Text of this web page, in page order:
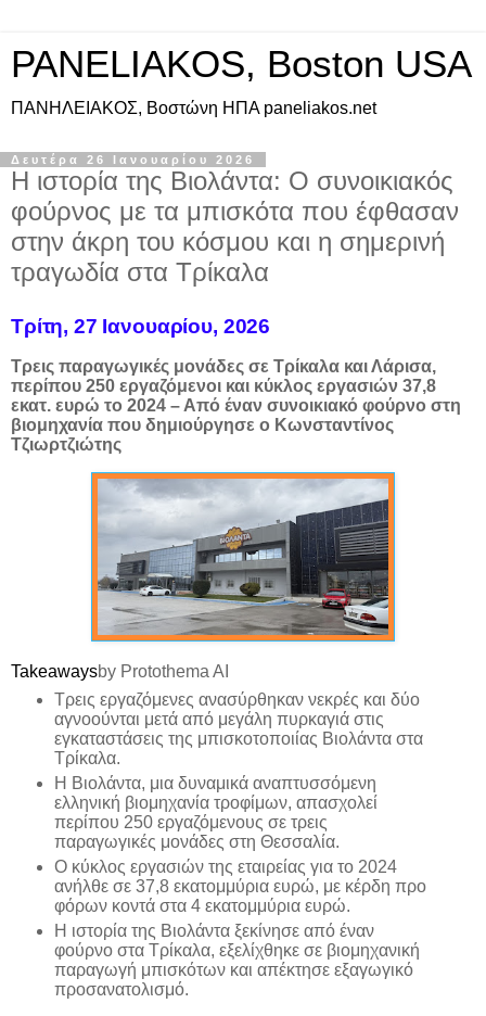
PANELIAKOS, Boston USA
ΠAΝΗΛΕΙΑΚΟΣ, Βοστώνη ΗΠΑ paneliakos.net
Δευτέρα 26 Ιανουαρίου 2026
Η ιστορία της Βιολάντα: Ο συνοικιακός
φούρνος με τα μπισκότα που έφθασαν
στην άκρη του κόσμου και η σημερινή
τραγωδία στα Τρίκαλα
Τρίτη, 27 Ιανουαρίου, 2026
Τρεις παραγωγικές μονάδες σε Τρίκαλα και Λάρισα,
περίπου 250 εργαζόμενοι και κύκλος εργασιών 37,8
εκατ. ευρώ το 2024 – Από έναν συνοικιακό φούρνο στη
βιομηχανία που δημιούργησε ο Κωνσταντίνος
Τζιωρτζιώτης
Takeawaysby Protothema AI
Τρεις εργαζόμενες ανασύρθηκαν νεκρές και δύο
αγνοούνται μετά από μεγάλη πυρκαγιά στις
εγκαταστάσεις της μπισκοτοποιίας Βιολάντα στα
Τρίκαλα.
Η Βιολάντα, μια δυναμικά αναπτυσσόμενη
ελληνική βιομηχανία τροφίμων, απασχολεί
περίπου 250 εργαζόμενους σε τρεις
παραγωγικές μονάδες στη Θεσσαλία.
Ο κύκλος εργασιών της εταιρείας για το 2024
ανήλθε σε 37,8 εκατομμύρια ευρώ, με κέρδη προ
φόρων κοντά στα 4 εκατομμύρια ευρώ.
Η ιστορία της Βιολάντα ξεκίνησε από έναν
φούρνο στα Τρίκαλα, εξελίχθηκε σε βιομηχανική
παραγωγή μπισκότων και απέκτησε εξαγωγικό
προσανατολισμό.